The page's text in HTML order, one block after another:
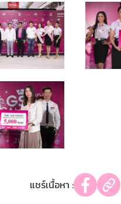
แชร์เนื้อหา :